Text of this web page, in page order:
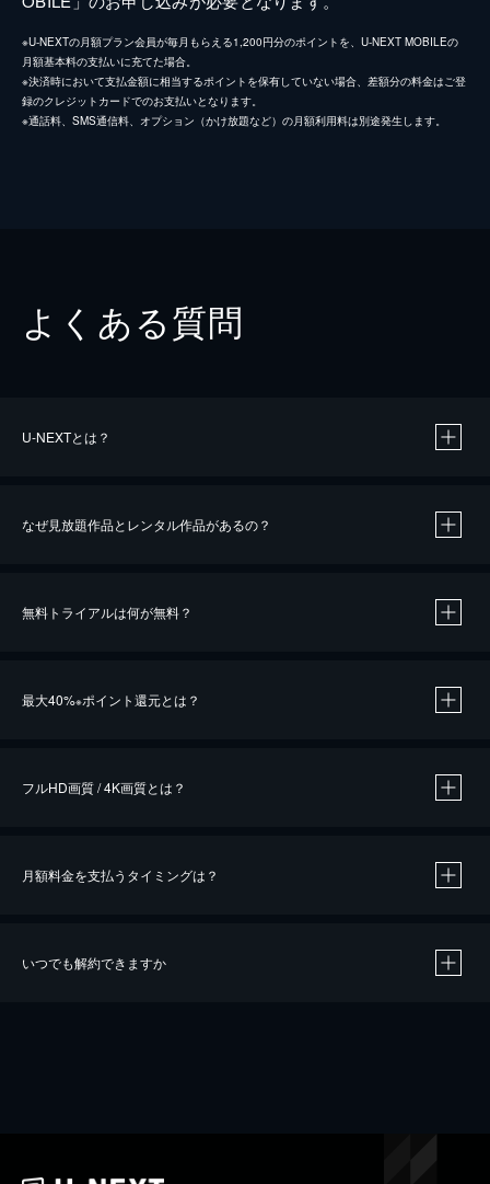
※U-NEXTの月額プラン会員が毎月もらえる1,200円分のポイントを、U-NEXT MOBILEの
月額基本料の支払いに充てた場合。
※決済時において支払金額に相当するポイントを保有していない場合、差額分の料金はご登
録のクレジットカードでのお支払いとなります。
※通話料、SMS通信料、オプション（かけ放題など）の月額利用料は別途発生します。
よくある質問
U-NEXTとは？
なぜ見放題作品とレンタル作品があるの？
無料トライアルは何が無料？
最大40%※ポイント還元とは？
※40％ポイント還元の対象は、クレジットカード決済による作品の購入 / レンタルです。
フルHD画質 / 4K画質とは？
月額料金を支払うタイミングは？
いつでも解約できますか